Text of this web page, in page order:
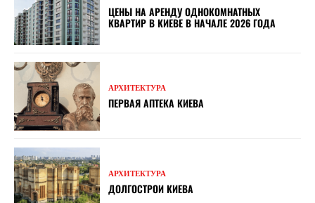
ЦЕНЫ НА АРЕНДУ ОДНОКОМНАТНЫХ
КВАРТИР В КИЕВЕ В НАЧАЛЕ 2026 ГОДА
АРХИТЕКТУРА
ПЕРВАЯ АПТЕКА КИЕВА
АРХИТЕКТУРА
ДОЛГОСТРОИ КИЕВА